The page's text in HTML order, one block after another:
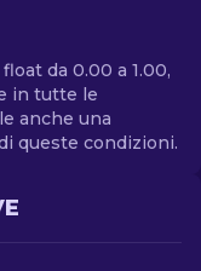
da 0.00 a 1.00,
in tutte le
anche una
queste condizioni.